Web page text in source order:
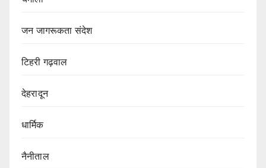
जन जागरूकता संदेश
टिहरी गढ़वाल
देहरादून
धार्मिक
नैनीताल